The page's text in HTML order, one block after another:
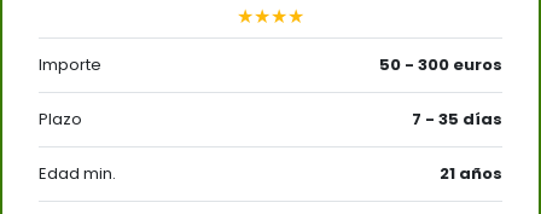
★★★★
Importe 50 - 300 euros
Plazo 7 - 35 días
Edad min. 21 años